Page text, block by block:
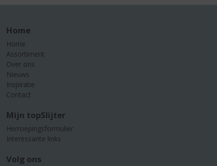
Home
Home
Assortiment
Over ons
Nieuws
Inspiratie
Contact
Mijn topSlijter
Herroepingsformulier
Interessante links
Volg ons